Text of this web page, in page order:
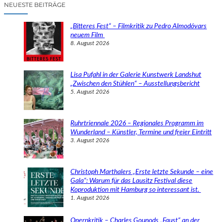
NEUESTE BEITRÄGE
„Bitteres Fest“ – Filmkritik zu Pedro Almodóvars
neuem Film
8. August 2026
Lisa Pufahl in der Galerie Kunstwerk Landshut
„Zwischen den Stühlen“ – Ausstellungsbericht
5. August 2026
Ruhrtriennale 2026 – Regionales Programm im
Wunderland – Künstler, Termine und freier Eintritt
3. August 2026
Christoph Marthalers „Erste letzte Sekunde – eine
Gala“: Warum für das Lausitz Festival diese
Koproduktion mit Hamburg so interessant ist.
1. August 2026
Opernkritik – Charles Gounods „Faust“ an der